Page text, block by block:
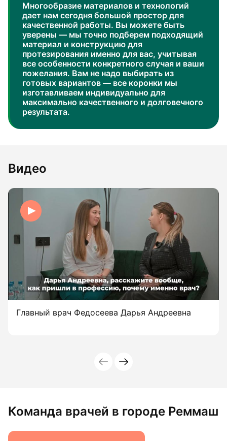
Многообразие материалов и технологий
дает нам сегодня большой простор для
качественной работы. Вы можете быть
уверены — мы точно подберем подходящий
материал и конструкцию для
протезирования именно для вас, учитывая
все особенности конкретного случая и ваши
пожелания. Вам не надо выбирать из
готовых вариантов — все коронки мы
изготавливаем индивидуально для
максимально качественного и долговечного
результата.
Видео
Главный врач Федосеева Дарья Андреевна
Команда врачей в городе Реммаш